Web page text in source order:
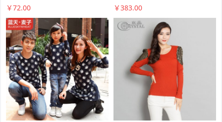
￥72.00 ￥383.00